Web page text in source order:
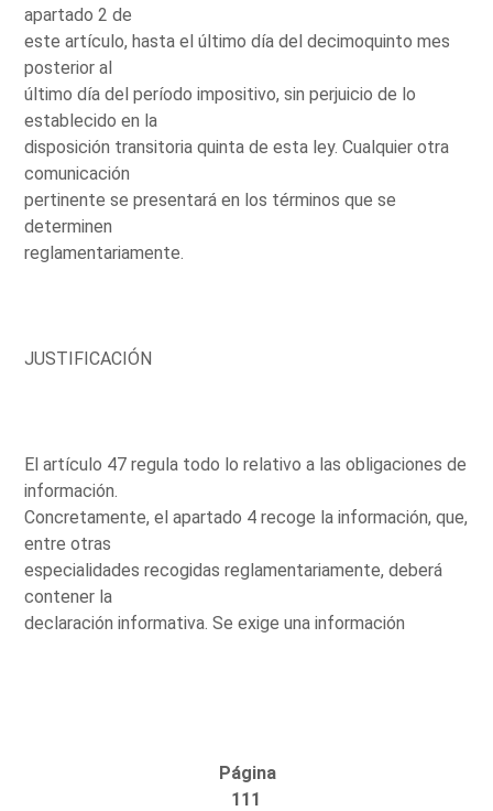
apartado 2 de
este artículo, hasta el último día del decimoquinto mes
posterior al
último día del período impositivo, sin perjuicio de lo
establecido en la
disposición transitoria quinta de esta ley. Cualquier otra
comunicación
pertinente se presentará en los términos que se
determinen
reglamentariamente.
JUSTIFICACIÓN
El artículo 47 regula todo lo relativo a las obligaciones de
información.
Concretamente, el apartado 4 recoge la información, que,
entre otras
especialidades recogidas reglamentariamente, deberá
contener la
declaración informativa. Se exige una información
Página
111